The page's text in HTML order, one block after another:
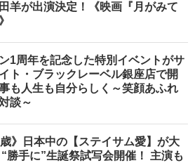
羊が出演決定！《映画『月がみて
1周年を記念した特別イベントがサ
ト・ブラックレーベル銀座店で開
も人生も自分らしく～笑顔あふれ
談～
歳》日本中の【ステイサム愛】が大
勝手に”生誕祭試写会開催！ 主演も